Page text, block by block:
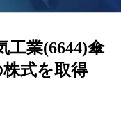
工業(6644)傘
式を取得